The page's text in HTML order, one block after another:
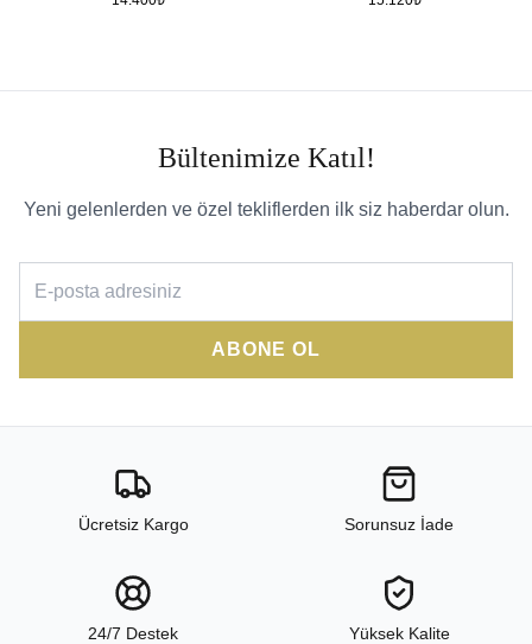
Bültenimize Katıl!
Yeni gelenlerden ve özel tekliflerden ilk siz haberdar olun.
ABONE OL
Ücretsiz Kargo Sorunsuz İade
24/7 Destek Yüksek Kalite